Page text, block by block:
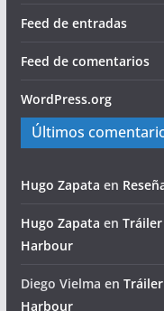
Feed de entradas
Feed de comentarios
WordPress.org
Últimos
Hugo Zapata en
Hugo Zapata en
Harbour
Diego Vielma en
Harbour